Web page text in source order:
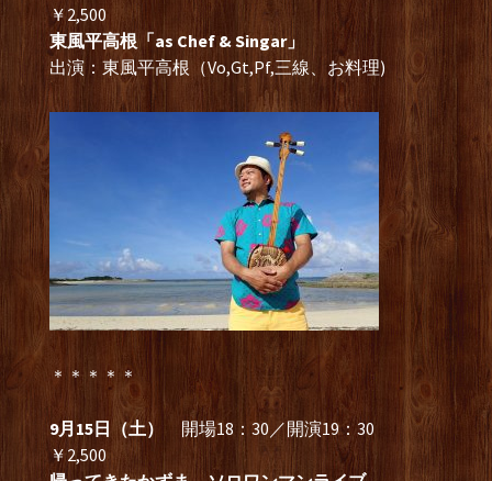
￥2,500
東風平高根「as Chef & Singar」
出演：東風平高根（Vo,Gt,Pf,三線、お料理)
＊＊＊＊＊
9月15日（土）
開場18：30／開演19：30
￥2,500